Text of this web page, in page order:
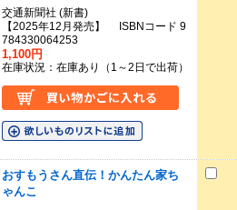
交通新聞社 (新書)
【2025年12月発売】 ISBNコード 9
784330064253
1,100円
在庫状況：在庫あり（1～2日で出荷）
おすもうさん直伝！かんたん家ち
ゃんこ